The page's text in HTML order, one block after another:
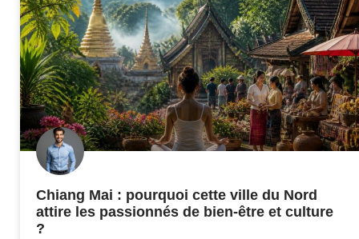
Chiang Mai : pourquoi cette ville du Nord
attire les passionnés de bien-être et culture
?